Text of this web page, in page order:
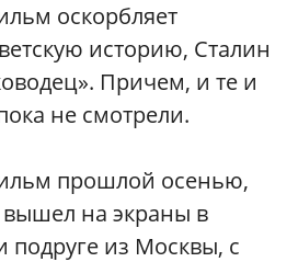
оскорбляет
историю, Сталин
Причем, и те и
не смотрели.
прошлой осенью,
вышел на экраны в
из Москвы, с